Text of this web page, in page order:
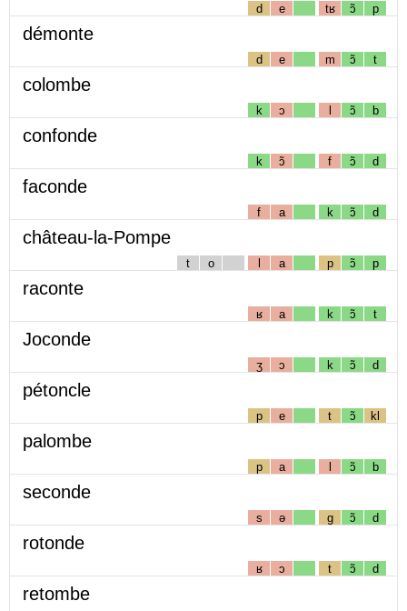
d e tʁ ɔ̃ p
démonte
d e m ɔ̃ t
colombe
k ɔ l ɔ̃ b
confonde
k ɔ̃ f ɔ̃ d
faconde
f a k ɔ̃ d
château-la-Pompe
t o l a p ɔ̃ p
raconte
ʁ a k ɔ̃ t
Joconde
ʒ ɔ k ɔ̃ d
pétoncle
p e t ɔ̃ kl
palombe
p a l ɔ̃ b
seconde
s ə g ɔ̃ d
rotonde
ʁ ɔ t ɔ̃ d
retombe